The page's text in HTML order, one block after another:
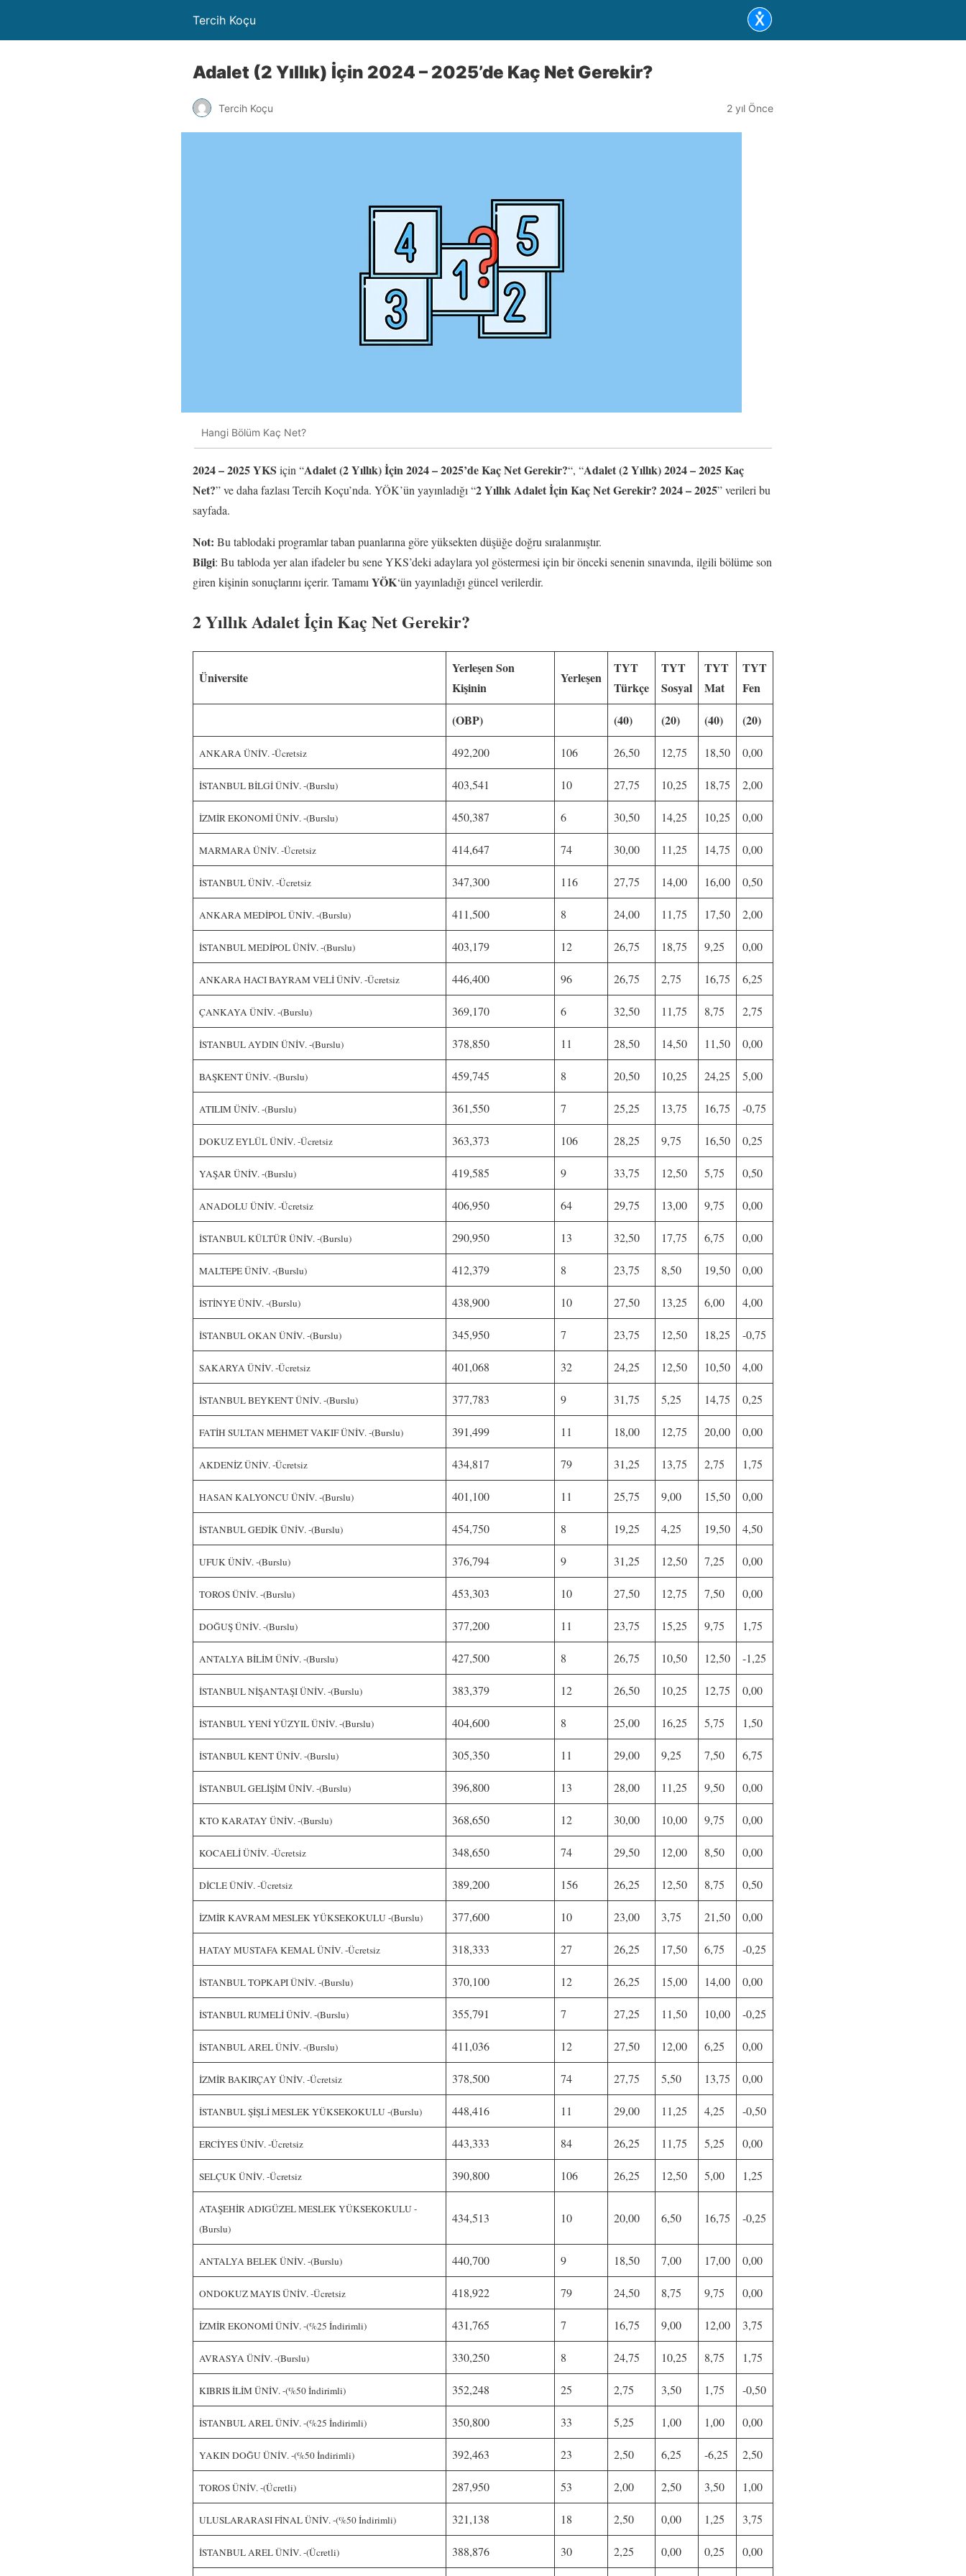
Tercih Koçu
Adalet (2 Yıllık) İçin 2024 – 2025’de Kaç Net Gerekir?
Tercih Koçu 2 yıl Önce
Hangi Bölüm Kaç Net?
2024 – 2025 YKS için “Adalet (2 Yıllık) İçin 2024 – 2025’de Kaç Net Gerekir?“, “Adalet (2 Yıllık) 2024 – 2025 Kaç
Net?” ve daha fazlası Tercih Koçu’nda. YÖK’ün yayınladığı “2 Yıllık Adalet İçin Kaç Net Gerekir? 2024 – 2025” verileri bu
sayfada.
Not: Bu tablodaki programlar taban puanlarına göre yüksekten düşüğe doğru sıralanmıştır.
Bilgi: Bu tabloda yer alan ifadeler bu sene YKS’deki adaylara yol göstermesi için bir önceki senenin sınavında, ilgili bölüme son
giren kişinin sonuçlarını içerir. Tamamı YÖK‘ün yayınladığı güncel verilerdir.
2 Yıllık Adalet İçin Kaç Net Gerekir?
Üniversite
Yerleşen Son
Kişinin
Yerleşen
TYT
Türkçe
TYT
Sosyal
TYT
Mat
TYT
Fen
(OBP)
(40) (20) (40) (20)
ANKARA ÜNİV. -Ücretsiz 492,200 106 26,50 12,75 18,50 0,00
İSTANBUL BİLGİ ÜNİV. -(Burslu) 403,541 10 27,75 10,25 18,75 2,00
İZMİR EKONOMİ ÜNİV. -(Burslu) 450,387 6 30,50 14,25 10,25 0,00
MARMARA ÜNİV. -Ücretsiz 414,647 74 30,00 11,25 14,75 0,00
İSTANBUL ÜNİV. -Ücretsiz 347,300 116 27,75 14,00 16,00 0,50
ANKARA MEDİPOL ÜNİV. -(Burslu) 411,500 8 24,00 11,75 17,50 2,00
İSTANBUL MEDİPOL ÜNİV. -(Burslu) 403,179 12 26,75 18,75 9,25 0,00
ANKARA HACI BAYRAM VELİ ÜNİV. -Ücretsiz 446,400 96 26,75 2,75 16,75 6,25
ÇANKAYA ÜNİV. -(Burslu) 369,170 6 32,50 11,75 8,75 2,75
İSTANBUL AYDIN ÜNİV. -(Burslu) 378,850 11 28,50 14,50 11,50 0,00
BAŞKENT ÜNİV. -(Burslu) 459,745 8 20,50 10,25 24,25 5,00
ATILIM ÜNİV. -(Burslu) 361,550 7 25,25 13,75 16,75 -0,75
DOKUZ EYLÜL ÜNİV. -Ücretsiz 363,373 106 28,25 9,75 16,50 0,25
YAŞAR ÜNİV. -(Burslu) 419,585 9 33,75 12,50 5,75 0,50
ANADOLU ÜNİV. -Ücretsiz 406,950 64 29,75 13,00 9,75 0,00
İSTANBUL KÜLTÜR ÜNİV. -(Burslu) 290,950 13 32,50 17,75 6,75 0,00
MALTEPE ÜNİV. -(Burslu) 412,379 8 23,75 8,50 19,50 0,00
İSTİNYE ÜNİV. -(Burslu) 438,900 10 27,50 13,25 6,00 4,00
İSTANBUL OKAN ÜNİV. -(Burslu) 345,950 7 23,75 12,50 18,25 -0,75
SAKARYA ÜNİV. -Ücretsiz 401,068 32 24,25 12,50 10,50 4,00
İSTANBUL BEYKENT ÜNİV. -(Burslu) 377,783 9 31,75 5,25 14,75 0,25
FATİH SULTAN MEHMET VAKIF ÜNİV. -(Burslu) 391,499 11 18,00 12,75 20,00 0,00
AKDENİZ ÜNİV. -Ücretsiz 434,817 79 31,25 13,75 2,75 1,75
HASAN KALYONCU ÜNİV. -(Burslu) 401,100 11 25,75 9,00 15,50 0,00
İSTANBUL GEDİK ÜNİV. -(Burslu) 454,750 8 19,25 4,25 19,50 4,50
UFUK ÜNİV. -(Burslu) 376,794 9 31,25 12,50 7,25 0,00
TOROS ÜNİV. -(Burslu) 453,303 10 27,50 12,75 7,50 0,00
DOĞUŞ ÜNİV. -(Burslu) 377,200 11 23,75 15,25 9,75 1,75
ANTALYA BİLİM ÜNİV. -(Burslu) 427,500 8 26,75 10,50 12,50 -1,25
İSTANBUL NİŞANTAŞI ÜNİV. -(Burslu) 383,379 12 26,50 10,25 12,75 0,00
İSTANBUL YENİ YÜZYIL ÜNİV. -(Burslu) 404,600 8 25,00 16,25 5,75 1,50
İSTANBUL KENT ÜNİV. -(Burslu) 305,350 11 29,00 9,25 7,50 6,75
İSTANBUL GELİŞİM ÜNİV. -(Burslu) 396,800 13 28,00 11,25 9,50 0,00
KTO KARATAY ÜNİV. -(Burslu) 368,650 12 30,00 10,00 9,75 0,00
KOCAELİ ÜNİV. -Ücretsiz 348,650 74 29,50 12,00 8,50 0,00
DİCLE ÜNİV. -Ücretsiz 389,200 156 26,25 12,50 8,75 0,50
İZMİR KAVRAM MESLEK YÜKSEKOKULU -(Burslu) 377,600 10 23,00 3,75 21,50 0,00
HATAY MUSTAFA KEMAL ÜNİV. -Ücretsiz 318,333 27 26,25 17,50 6,75 -0,25
İSTANBUL TOPKAPI ÜNİV. -(Burslu) 370,100 12 26,25 15,00 14,00 0,00
İSTANBUL RUMELİ ÜNİV. -(Burslu) 355,791 7 27,25 11,50 10,00 -0,25
İSTANBUL AREL ÜNİV. -(Burslu) 411,036 12 27,50 12,00 6,25 0,00
İZMİR BAKIRÇAY ÜNİV. -Ücretsiz 378,500 74 27,75 5,50 13,75 0,00
İSTANBUL ŞİŞLİ MESLEK YÜKSEKOKULU -(Burslu) 448,416 11 29,00 11,25 4,25 -0,50
ERCİYES ÜNİV. -Ücretsiz 443,333 84 26,25 11,75 5,25 0,00
SELÇUK ÜNİV. -Ücretsiz 390,800 106 26,25 12,50 5,00 1,25
ATAŞEHİR ADIGÜZEL MESLEK YÜKSEKOKULU -
(Burslu)
434,513 10 20,00 6,50 16,75 -0,25
ANTALYA BELEK ÜNİV. -(Burslu) 440,700 9 18,50 7,00 17,00 0,00
ONDOKUZ MAYIS ÜNİV. -Ücretsiz 418,922 79 24,50 8,75 9,75 0,00
İZMİR EKONOMİ ÜNİV. -(%25 İndirimli) 431,765 7 16,75 9,00 12,00 3,75
AVRASYA ÜNİV. -(Burslu) 330,250 8 24,75 10,25 8,75 1,75
KIBRIS İLİM ÜNİV. -(%50 İndirimli) 352,248 25 2,75 3,50 1,75 -0,50
İSTANBUL AREL ÜNİV. -(%25 İndirimli) 350,800 33 5,25 1,00 1,00 0,00
YAKIN DOĞU ÜNİV. -(%50 İndirimli) 392,463 23 2,50 6,25 -6,25 2,50
TOROS ÜNİV. -(Ücretli) 287,950 53 2,00 2,50 3,50 1,00
ULUSLARARASI FİNAL ÜNİV. -(%50 İndirimli) 321,138 18 2,50 0,00 1,25 3,75
İSTANBUL AREL ÜNİV. -(Ücretli) 388,876 30 2,25 0,00 0,25 0,00